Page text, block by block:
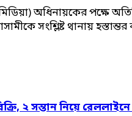
অধিনায়কের পক্ষে
সংশ্লিষ্ট থানায় হস্তান্তর
২ সন্তান নিয়ে রেললাইনে